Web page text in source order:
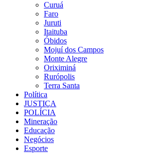
Curuá
Faro
Juruti
Itaituba
Óbidos
Mojuí dos Campos
Monte Alegre
Oriximiná
Rurópolis
Terra Santa
Política
JUSTIÇA
POLÍCIA
Mineração
Educação
Negócios
Esporte